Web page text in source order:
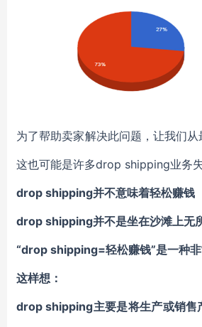
为了帮助卖家解决此问题，让我们从
这也可能是许多drop shipping业务失
drop shipping并不意味着轻松赚钱
drop shipping并不是坐在沙滩上无
“drop shipping=轻松赚钱”是一种非
这样想：
drop shipping主要是将生产或销售